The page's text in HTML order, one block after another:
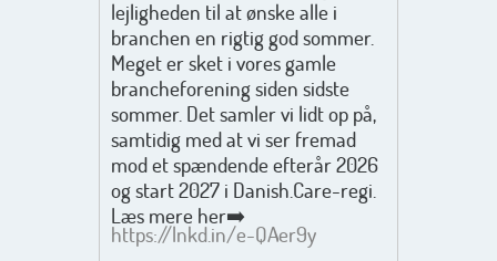
lejligheden til at ønske alle i
branchen en rigtig god sommer.
Meget er sket i vores gamle
brancheforening siden sidste
sommer. Det samler vi lidt op på,
samtidig med at vi ser fremad
mod et spændende efterår 2026
og start 2027 i Danish.Care-regi.
Læs mere her➡️
https://lnkd.in/e-QAer9y